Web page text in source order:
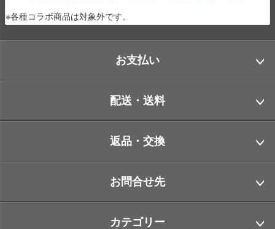
※各種コラボ商品は対象外です。
お支払い
配送・送料
返品・交換
お問合せ先
カテゴリー